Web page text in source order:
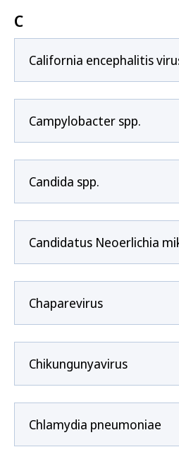
C
California encephalitis
Campylobacter spp.
Candida spp.
Candidatus Neoerlichia
Chaparevirus
Chikungunyavirus
Chlamydia pneumoniae